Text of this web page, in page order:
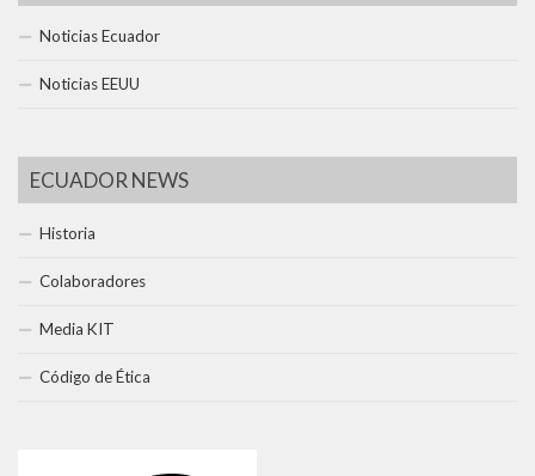
Noticias Ecuador
Noticias EEUU
ECUADOR NEWS
Historia
Colaboradores
Media KIT
Código de Ética